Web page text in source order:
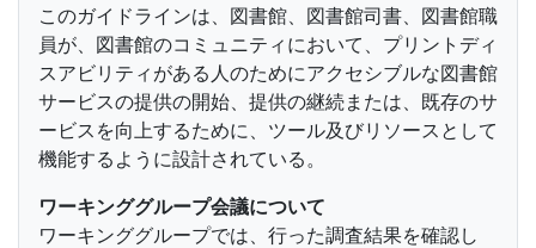
このガイドラインは、図書館、図書館司書、図書館職
員が、図書館のコミュニティにおいて、プリントディ
スアビリティがある人のためにアクセシブルな図書館
サービスの提供の開始、提供の継続または、既存のサ
ービスを向上するために、ツール及びリソースとして
機能するように設計されている。
ワーキンググループ会議について
ワーキンググループでは、行った調査結果を確認し